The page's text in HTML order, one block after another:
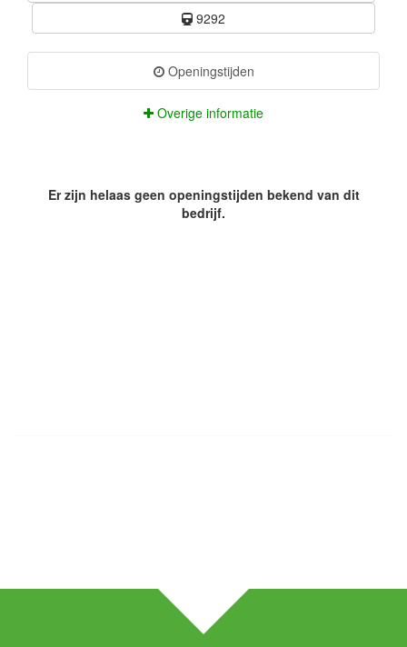
9292
Openingstijden
Overige informatie
Er zijn helaas geen openingstijden bekend van dit
bedrijf.